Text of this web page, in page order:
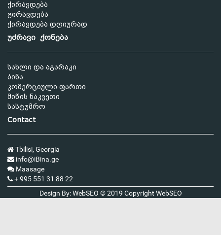
ქირავდება
გირავდება
ქირავდება დღიურად
უძრავი ქონება
სახლი და აგარაკი
ბინა
კომერციული ფართი
მიწის ნაკვეთი
სასტუმრო
Contact
Tbilisi, Georgia
info@iBina.ge
Maasage
+ 995 551 31 88 22
Design By: WebSEO © 2019 Copyright WebSEO